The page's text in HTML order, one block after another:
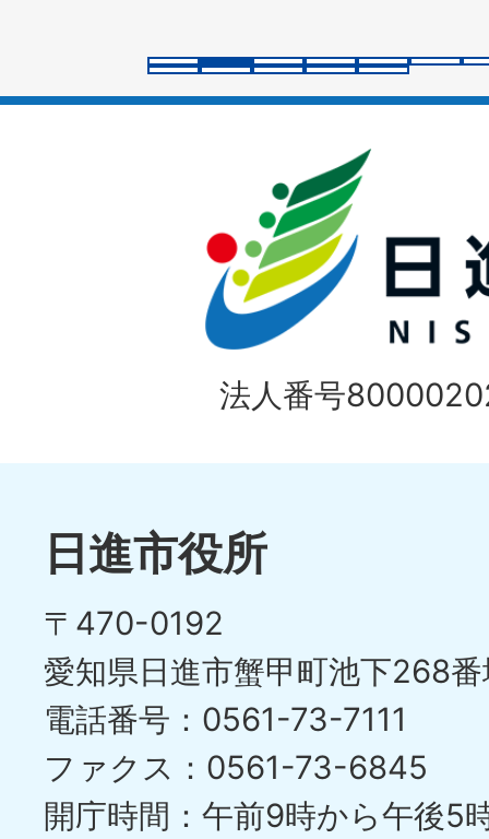
ラ
イ
法人番号
日進市役所
〒470-0192
愛知県日進市蟹甲町池下268
電話番号：0561-73-7111
ファクス：0561-73-6845
開庁時間：午前9時から午後5